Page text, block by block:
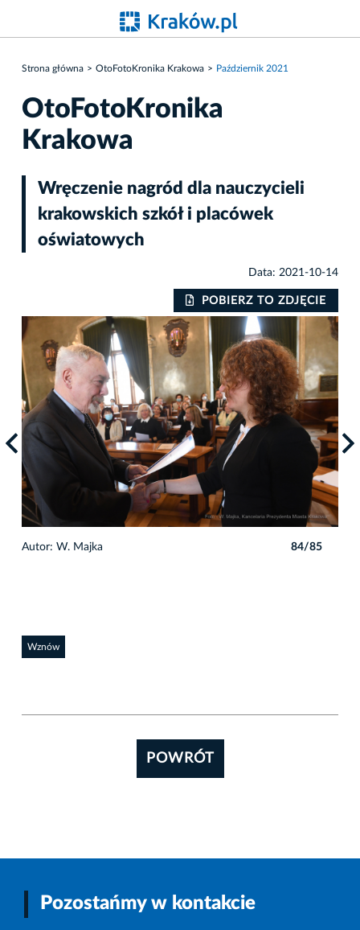
Strona główna OtoFotoKronika Krakowa Październik 2021
OtoFotoKronika
Krakowa
Wręczenie nagród dla nauczycieli
krakowskich szkół i placówek
oświatowych
Data: 2021-10-14
POBIERZ TO ZDJĘCIE
Autor: W. Majka 84/85
Wznów
POWRÓT
Pozostańmy w kontakcie